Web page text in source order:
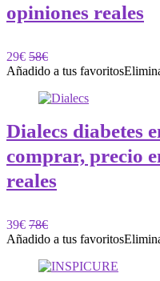
opiniones reales
29€ 58€
Añadido a tus favoritos
Dialecs diabetes
comprar, precio
reales
39€ 78€
Añadido a tus favoritos